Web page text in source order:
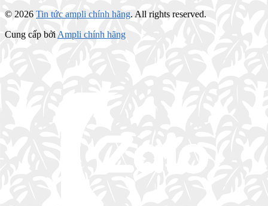
© 2026 Tin tức ampli chính hãng. All rights reserved.
Cung cấp bởi Ampli chính hãng